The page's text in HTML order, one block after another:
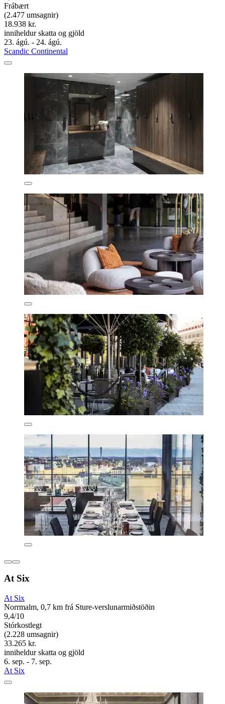
Frábært
(2.477 umsagnir)
18.938 kr.
inniheldur skatta og gjöld
23. ágú. - 24. ágú.
Scandic Continental
At Six
At Six
Norrmalm, 0,7 km frá Sture-verslunarmiðstöðin
9,4/10
Stórkostlegt
(2.228 umsagnir)
33.265 kr.
inniheldur skatta og gjöld
6. sep. - 7. sep.
At Six